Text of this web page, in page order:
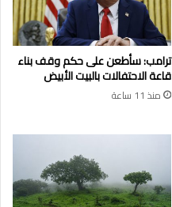
ترامب: سأطعن على حكم وقف بناء
قاعة الاحتفالات بالبيت الأبيض
منذ 11 ساعة